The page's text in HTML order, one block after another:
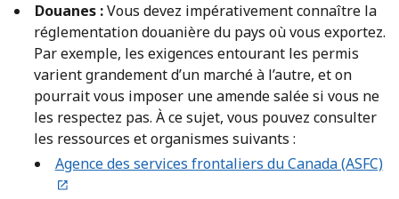
Douanes :Vous devez impérativement connaître la
réglementation douanière du pays où vous exportez.
Par exemple, les exigences entourant les permis
varient grandement d’un marché à l’autre, et on
pourrait vous imposer une amende salée si vous ne
les respectez pas. À ce sujet, vous pouvez consulter
les ressources et organismes suivants :
Agence des services frontaliers du Canada (ASFC)